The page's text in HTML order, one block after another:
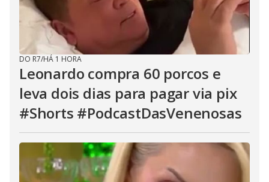
DO R7/HÁ 1 HORA
Leonardo compra 60 porcos e
leva dois dias para pagar via pix
#Shorts #PodcastDasVenenosas